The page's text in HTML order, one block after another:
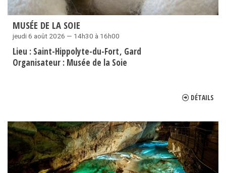
MUSÉE DE LA SOIE
jeudi 6 août 2026 — 14h30 à 16h00
Lieu : Saint-Hippolyte-du-Fort Gard
Organisateur : Musée de la Soie
DÉTAILS